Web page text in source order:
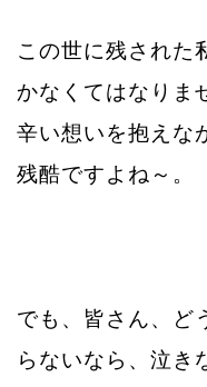
この世に残された
かなくてはなりま
辛い想いを抱えな
残酷ですよね～。
でも、皆さん、ど
らないなら、泣き